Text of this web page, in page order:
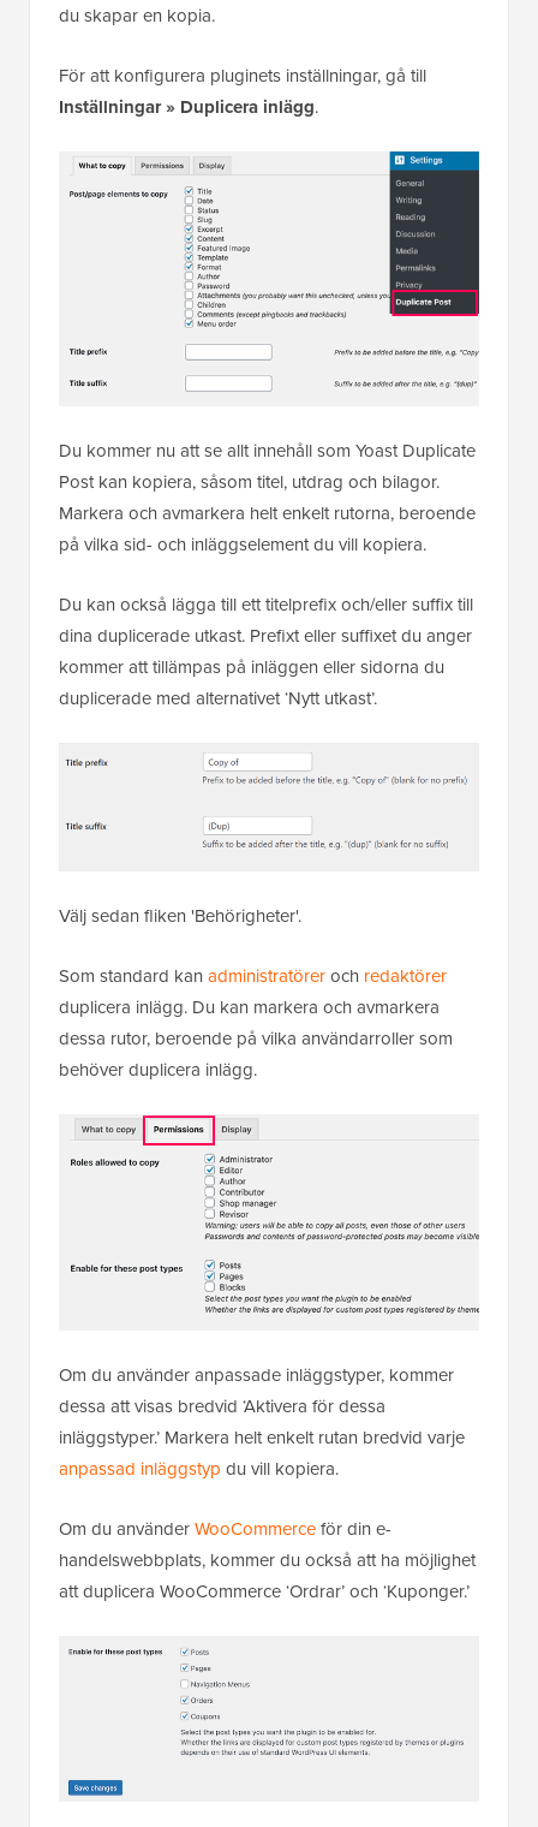
du skapar en kopia.
För att konfigurera pluginets inställningar, gå till
Inställningar » Duplicera inlägg.
Du kommer nu att se allt innehåll som Yoast Duplicate
Post kan kopiera, såsom titel, utdrag och bilagor.
Markera och avmarkera helt enkelt rutorna, beroende
på vilka sid- och inläggselement du vill kopiera.
Du kan också lägga till ett titelprefix och/eller suffix till
dina duplicerade utkast. Prefixt eller suffixet du anger
kommer att tillämpas på inläggen eller sidorna du
duplicerade med alternativet ‘Nytt utkast’.
Välj sedan fliken 'Behörigheter'.
Som standard kan administratöreroch redaktörer
duplicera inlägg. Du kan markera och avmarkera
dessa rutor, beroende på vilka användarroller som
behöver duplicera inlägg.
Om du använder anpassade inläggstyper, kommer
dessa att visas bredvid ‘Aktivera för dessa
inläggstyper.’ Markera helt enkelt rutan bredvid varje
anpassad inläggstyp du vill kopiera.
Om du använderWooCommerceför din e-
handelswebbplats, kommer du också att ha möjlighet
att duplicera WooCommerce ‘Ordrar’ och ‘Kuponger.’